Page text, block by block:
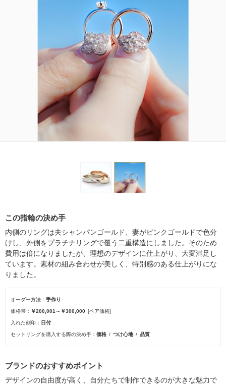
この指輪の決め手
内側のリングは夫シャンパンゴールド、妻がピンクゴールドで色分
けし、外側をプラチナリングで覆う二重構造にしました。そのため
費用は倍になりましたが、理想のデザインに仕上がり、大変満足し
ています。素材の組み合わせが美しく、特別感のある仕上がりにな
りました。
オーダー方法 手作り
価格帯 ￥200,001～￥300,000 [ペア価格]
入れた刻印 日付
セットリングを購入する際の決め手 価格 つけ心地 品質
ブランドのおすすめポイント
デザインの自由度が高く、自分たちで制作できるのが大きな魅力で